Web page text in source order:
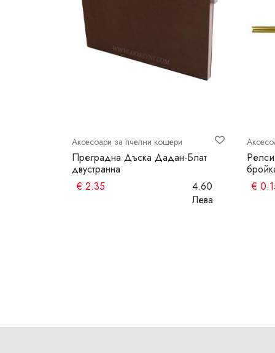
Аксесоари за пчелни кошери
Преградна Дъска Дадан-Блат
двустранна
€ 2.35
4.60
Лева
€